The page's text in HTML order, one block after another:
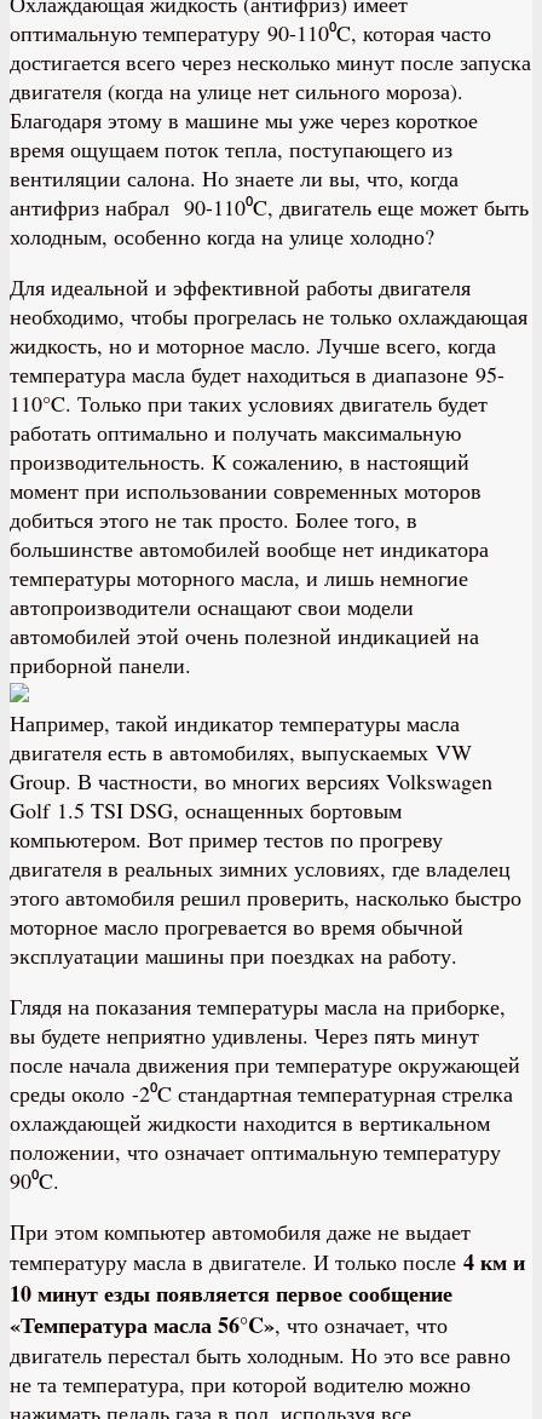
оптимальную температуру 90-110⁰C, которая часто
достигается всего через несколько минут после запуска
двигателя (когда на улице нет сильного мороза).
Благодаря этому в машине мы уже через короткое
время ощущаем поток тепла, поступающего из
вентиляции салона. Но знаете ли вы, что, когда
антифриз набрал 90-110⁰C, двигатель еще может быть
холодным, особенно когда на улице холодно?
Для идеальной и эффективной работы двигателя
необходимо, чтобы прогрелась не только охлаждающая
жидкость, но и моторное масло. Лучше всего, когда
температура масла будет находиться в диапазоне 95-
110°C. Только при таких условиях двигатель будет
работать оптимально и получать максимальную
производительность. К сожалению, в настоящий
момент при использовании современных моторов
добиться этого не так просто. Более того, в
большинстве автомобилей вообще нет индикатора
температуры моторного масла, и лишь немногие
автопроизводители оснащают свои модели
автомобилей этой очень полезной индикацией на
приборной панели.
Например, такой индикатор температуры масла
двигателя есть в автомобилях, выпускаемых VW
Group. В частности, во многих версиях Volkswagen
Golf 1.5 TSI DSG, оснащенных бортовым
компьютером. Вот пример тестов по прогреву
двигателя в реальных зимних условиях, где владелец
этого автомобиля решил проверить, насколько быстро
моторное масло прогревается во время обычной
эксплуатации машины при поездках на работу.
Глядя на показания температуры масла на приборке,
вы будете неприятно удивлены. Через пять минут
после начала движения при температуре окружающей
среды около -2⁰C стандартная температурная стрелка
охлаждающей жидкости находится в вертикальном
положении, что означает оптимальную температуру
90⁰C.
При этом компьютер автомобиля даже не выдает
температуру масла в двигателе. И только после 4 км и
10 минут езды появляется первое сообщение
«Температура масла 56°C», что означает, что
двигатель перестал быть холодным. Но это все равно
не та температура, при которой водителю можно
нажимать педаль газа в пол, используя все